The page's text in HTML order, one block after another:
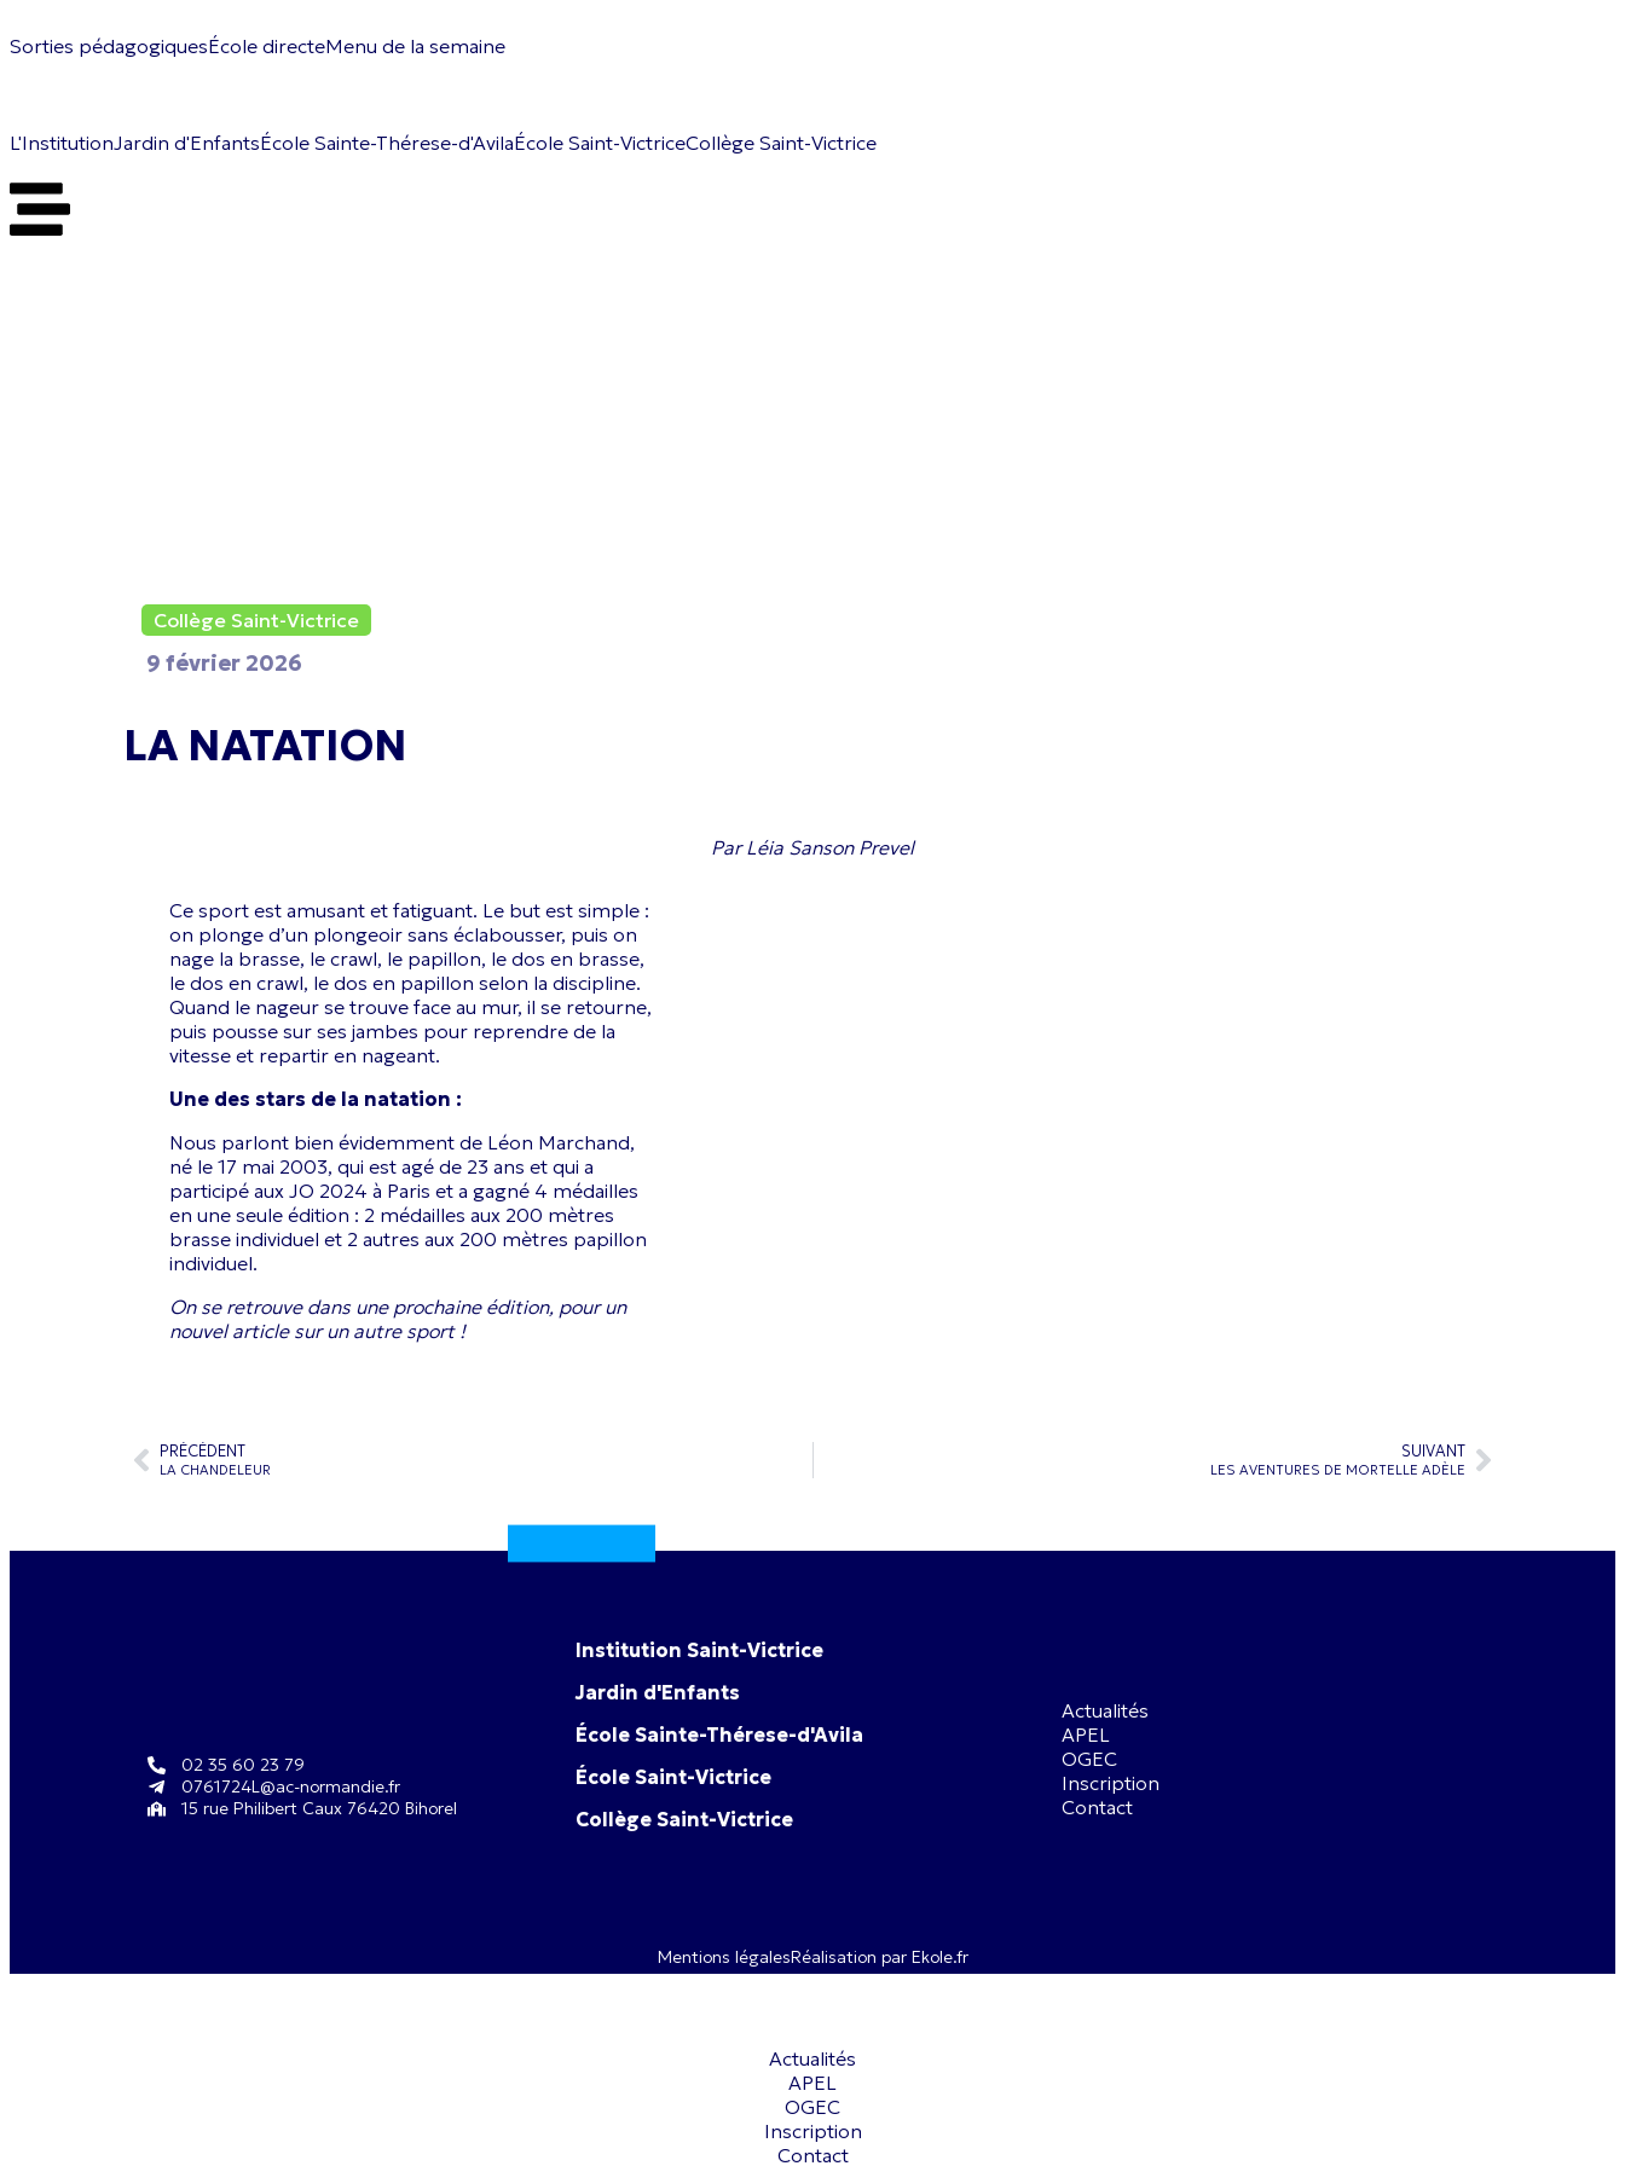
Sorties pédagogiquesÉcole directeMenu de la semaine
L'InstitutionJardin d'EnfantsÉcole Sainte-Thérese-d'AvilaÉcole Saint-VictriceCollège Saint-Victrice
Collège Saint-Victrice
9 février 2026
LA NATATION
Par Léia Sanson Prevel
Ce sport est amusant et fatiguant. Le but est simple :
on plonge d’un plongeoir sans éclabousser, puis on
nage la brasse, le crawl, le papillon, le dos en brasse,
le dos en crawl, le dos en papillon selon la discipline.
Quand le nageur se trouve face au mur, il se retourne,
puis pousse sur ses jambes pour reprendre de la
vitesse et repartir en nageant.
Une des stars de la natation :
Nous parlont bien évidemment de Léon Marchand,
né le 17 mai 2003, qui est agé de 23 ans et qui a
participé aux JO 2024 à Paris et a gagné 4 médailles
en une seule édition : 2 médailles aux 200 mètres
brasse individuel et 2 autres aux 200 mètres papillon
individuel.
On se retrouve dans une prochaine édition, pour un
nouvel article sur un autre sport !
PRÉCÉDENT
LA CHANDELEUR
SUIVANT
LES AVENTURES DE MORTELLE ADÈLE
02 35 60 23 79
0761724L@ac-normandie.fr
15 rue Philibert Caux 76420 Bihorel
Institution Saint-Victrice
Jardin d'Enfants
École Sainte-Thérese-d'Avila
École Saint-Victrice
Collège Saint-Victrice
Actualités
APEL
OGEC
Inscription
Contact
Mentions légalesRéalisation par Ekole.fr
Actualités
APEL
OGEC
Inscription
Contact